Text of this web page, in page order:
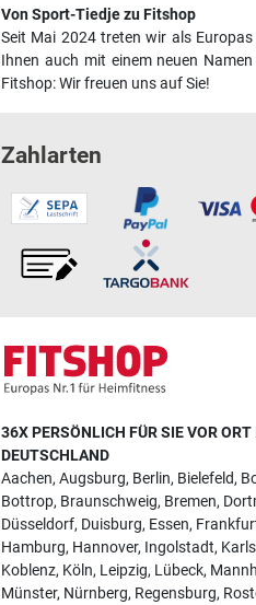
Von Sport-Tiedje zu Fitshop
Seit Mai 2024 treten wir als
Ihnen auch mit einem neuen
Fitshop: Wir freuen uns auf Sie!
Zahlarten
36X PERSÖNLICH FÜR SIE VOR ORT
DEUTSCHLAND
Aachen, Augsburg, Berlin, Bielefeld,
Bottrop, Braunschweig, Bremen,
Düsseldorf, Duisburg, Essen,
Hamburg, Hannover, Ingolstadt,
Koblenz, Köln, Leipzig, Lübeck,
Münster, Nürnberg, Regensburg,